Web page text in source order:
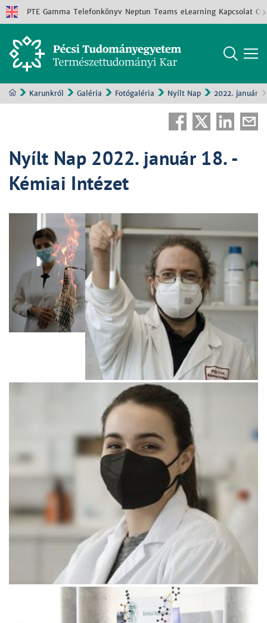
PTE Gamma Telefonkönyv Neptun Teams eLearning Kapcsolat
Karunkról Galéria Fotógaléria Nyílt Nap 2022. január
Nyílt Nap 2022. január 18. -
Kémiai Intézet